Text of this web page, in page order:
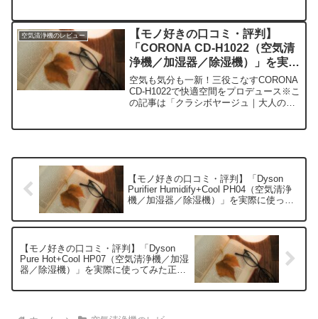
コミ今日、編集部が紹介したいのが「ダ
イキン ACB50X...
空気清浄機のレビュー
【モノ好きの口コミ・評判】
「CORONA CD-H1022（空気清
浄機／加湿器／除湿機）」を実際
に使ってみた正直感想
空気も気分も一新！三役こなすCORONA
CD-H1022で快適空間をプロデュース※こ
の記事は「クラシボヤージュ｜大人の持
【モノ好きの口コミ・評判】「Dyson
Purifier Humidify+Cool PH04（空気清浄
機／加湿器／除湿機）」を実際に使って
【モノ好きの口コミ・評判】「Dyson
Pure Hot+Cool HP07（空気清浄機／加湿
器／除湿機）」を実際に使ってみた正直